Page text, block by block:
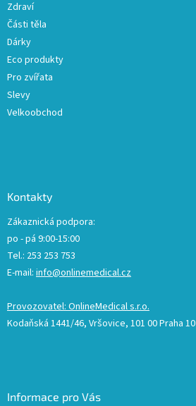
Zdraví
Části těla
Dárky
Eco produkty
Pro zvířata
Slevy
Velkoobchod
Kontakty
Zákaznická podpora:
po - pá 9:00-15:00
Tel.: 253 253 753
E-mail: info@onlinemedical.cz
Provozovatel: OnlineMedical s.r.o.
Kodaňská 1441/46, Vršovice, 101 00 Praha 10
Informace pro Vás